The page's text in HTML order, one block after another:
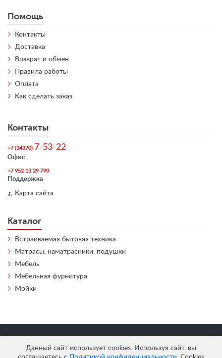
Данный сайт использует cookies. Используя сайт, вы
Помощь
Контакты
Доставка
Возврат и обмен
Правила работы
Оплата
Как сделать заказ
Контакты
+7 (34370) 7-53-22
Офис
+7 952 13 29 790
Поддержка
Карта сайта
Каталог
Встраиваемая бытовая техника
Матрасы, наматрасники, подушки
Мебель
Мебельная фурнитура
Мойки